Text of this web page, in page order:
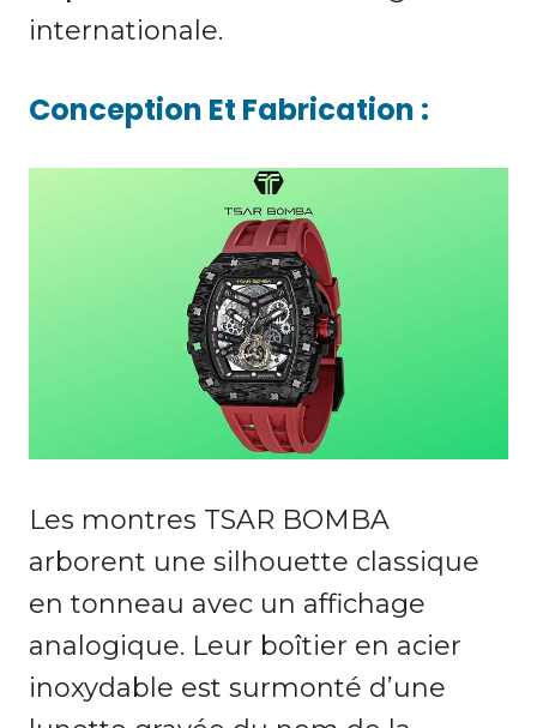
internationale.
Conception Et Fabrication :
Les montres TSAR BOMBA
arborent une silhouette classique
en tonneau avec un affichage
analogique. Leur boîtier en acier
inoxydable est surmonté d’une